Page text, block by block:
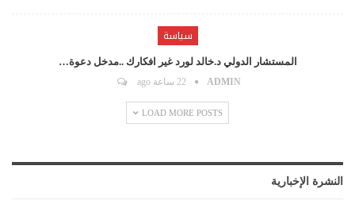
سياسة
المستشار الدولي د.خالد لورد غير افكارك ..مدخل دعوة…
ADMIN 22 ساعة ago
LOAD MORE POSTS
النشرة الإخبارية